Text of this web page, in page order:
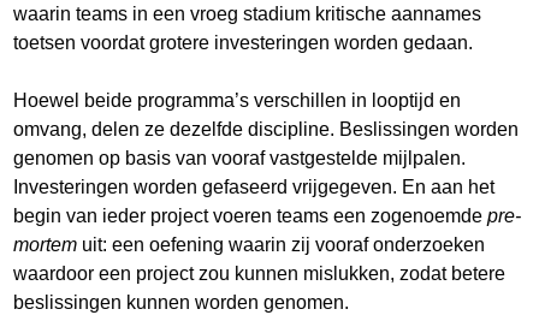
waarin teams in een vroeg stadium kritische aannames
toetsen voordat grotere investeringen worden gedaan.
Hoewel beide programma’s verschillen in looptijd en
omvang, delen ze dezelfde discipline. Beslissingen worden
genomen op basis van vooraf vastgestelde mijlpalen.
Investeringen worden gefaseerd vrijgegeven. En aan het
begin van ieder project voeren teams een zogenoemdepre-
mortem uit: een oefening waarin zij vooraf onderzoeken
waardoor een project zou kunnen mislukken, zodat betere
beslissingen kunnen worden genomen.